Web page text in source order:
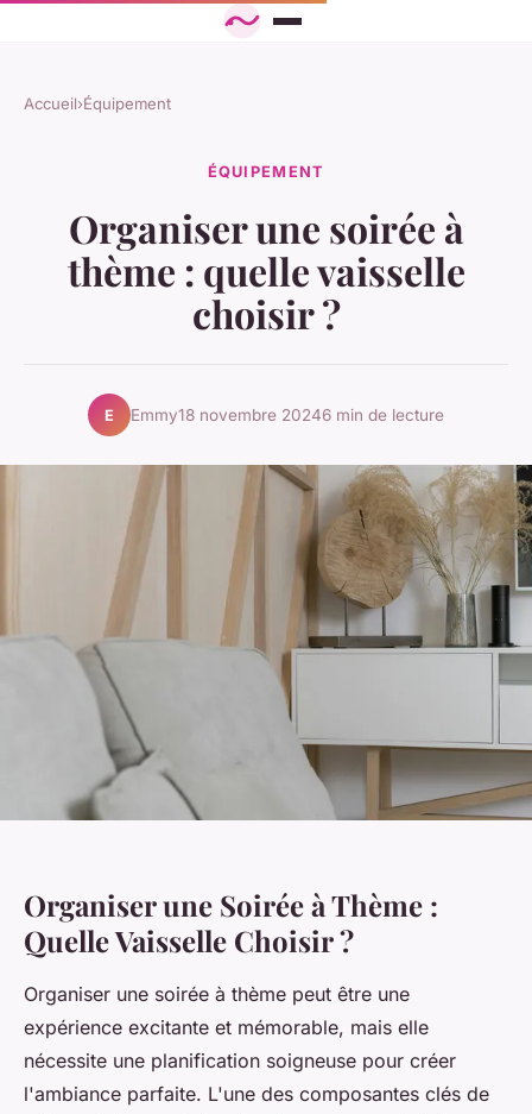
Accueil›Équipement
ÉQUIPEMENT
Organiser une soirée à
thème : quelle vaisselle
choisir ?
E Emmy18 novembre 20246 min de lecture
Organiser une Soirée à Thème :
Quelle Vaisselle Choisir ?
Organiser une soirée à thème peut être une
expérience excitante et mémorable, mais elle
nécessite une planification soigneuse pour créer
l'ambiance parfaite. L'une des composantes clés de